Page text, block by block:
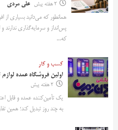
2 هفته پیش
علی مردی
همانطور که می‌دانید بسیاری از
پس‌انداز و سرمایه‌گذاری
که...
کسب و کار
اولین فروشگاه عمده
2 هفته پیش
یک تأمین‌کننده عمده و قابل
به چند روز تبدیل کند؛ همین